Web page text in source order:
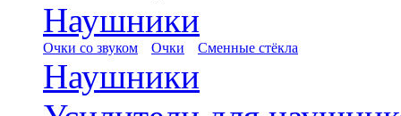
Наушники
Очки со звуком Очки Сменные стёкла
Наушники